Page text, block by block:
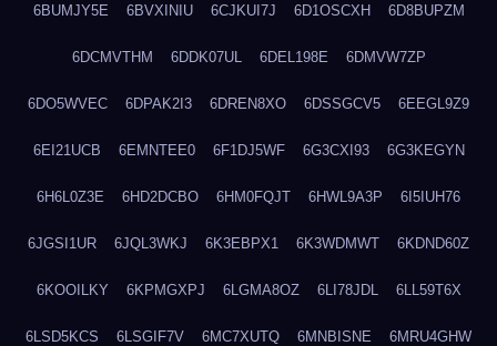
6BUMJY5E 6BVXINIU 6CJKUI7J 6D1OSCXH 6D8BUPZM
6DCMVTHM 6DDK07UL 6DEL198E 6DMVW7ZP
6DO5WVEC 6DPAK2I3 6DREN8XO 6DSSGCV5 6EEGL9Z9
6EI21UCB 6EMNTEE0 6F1DJ5WF 6G3CXI93 6G3KEGYN
6H6L0Z3E 6HD2DCBO 6HM0FQJT 6HWL9A3P 6I5IUH76
6JGSI1UR 6JQL3WKJ 6K3EBPX1 6K3WDMWT 6KDND60Z
6KOOILKY 6KPMGXPJ 6LGMA8OZ 6LI78JDL 6LL59T6X
6LSD5KCS 6LSGIF7V 6MC7XUTQ 6MNBISNE 6MRU4GHW